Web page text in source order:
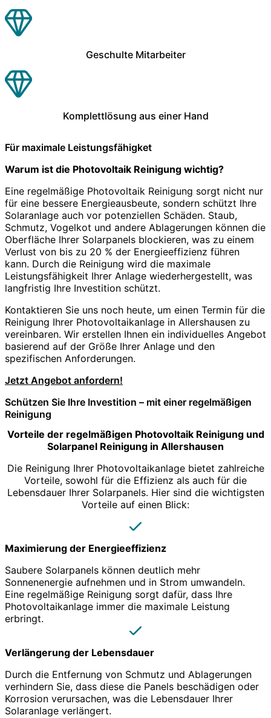
Geschulte Mitarbeiter
Komplettlösung aus einer Hand
Für maximale Leistungsfähigket
Warum ist die Photovoltaik Reinigung wichtig?
Eine regelmäßige Photovoltaik Reinigung sorgt nicht nur
für eine bessere Energieausbeute, sondern schützt Ihre
Solaranlage auch vor potenziellen Schäden. Staub,
Schmutz, Vogelkot und andere Ablagerungen können die
Oberfläche Ihrer Solarpanels blockieren, was zu einem
Verlust von bis zu 20 % der Energieeffizienz führen
kann. Durch die Reinigung wird die maximale
Leistungsfähigkeit Ihrer Anlage wiederhergestellt, was
langfristig Ihre Investition schützt.
Kontaktieren Sie uns noch heute, um einen Termin für die
Reinigung Ihrer Photovoltaikanlage in Allershausen zu
vereinbaren. Wir erstellen Ihnen ein individuelles Angebot
basierend auf der Größe Ihrer Anlage und den
spezifischen Anforderungen.
Jetzt Angebot anfordern!
Schützen Sie Ihre Investition – mit einer regelmäßigen
Reinigung
Vorteile der regelmäßigen Photovoltaik Reinigung und
Solarpanel Reinigung in Allershausen
Die Reinigung Ihrer Photovoltaikanlage bietet zahlreiche
Vorteile, sowohl für die Effizienz als auch für die
Lebensdauer Ihrer Solarpanels. Hier sind die wichtigsten
Vorteile auf einen Blick:
Maximierung der Energieeffizienz
Saubere Solarpanels können deutlich mehr
Sonnenenergie aufnehmen und in Strom umwandeln.
Eine regelmäßige Reinigung sorgt dafür, dass Ihre
Photovoltaikanlage immer die maximale Leistung
erbringt.
Verlängerung der Lebensdauer
Durch die Entfernung von Schmutz und Ablagerungen
verhindern Sie, dass diese die Panels beschädigen oder
Korrosion verursachen, was die Lebensdauer Ihrer
Solaranlage verlängert.